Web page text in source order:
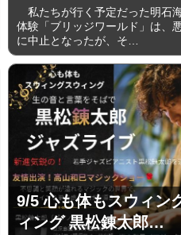
私たちが行く予定だった明石
体験「ブリッジワールド」は、
に中止となったが、そ…
9/5 心も体もスウィン
ィング 黒松錬太郎…